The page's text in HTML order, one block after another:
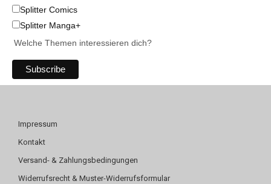
Splitter Comics
Splitter Manga+
Welche Themen interessieren dich?
Impressum
Kontakt
Versand- & Zahlungsbedingungen
Widerrufsrecht & Muster-Widerrufsformular